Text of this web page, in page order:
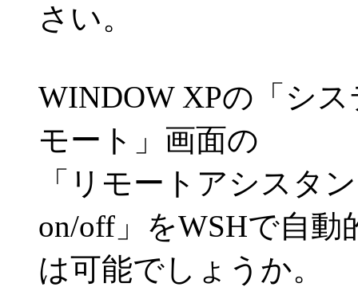
さい。
WINDOW XPの「シ
モート」画面の
「リモートアシスタ
on/off」をWSHで自
は可能でしょうか。